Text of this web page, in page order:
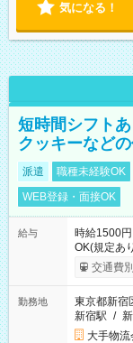
気になる！
短時間シフト
クッキーなど
派遣 職種未経験OK
WEB登録・面接OK
給与
時給1500
OK(規定あ
交通費
勤務地
東京都新宿
新宿駅 /
大手物